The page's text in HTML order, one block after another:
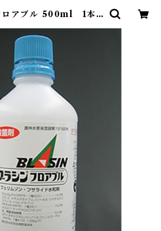
ロアブル 500ml 1本 |